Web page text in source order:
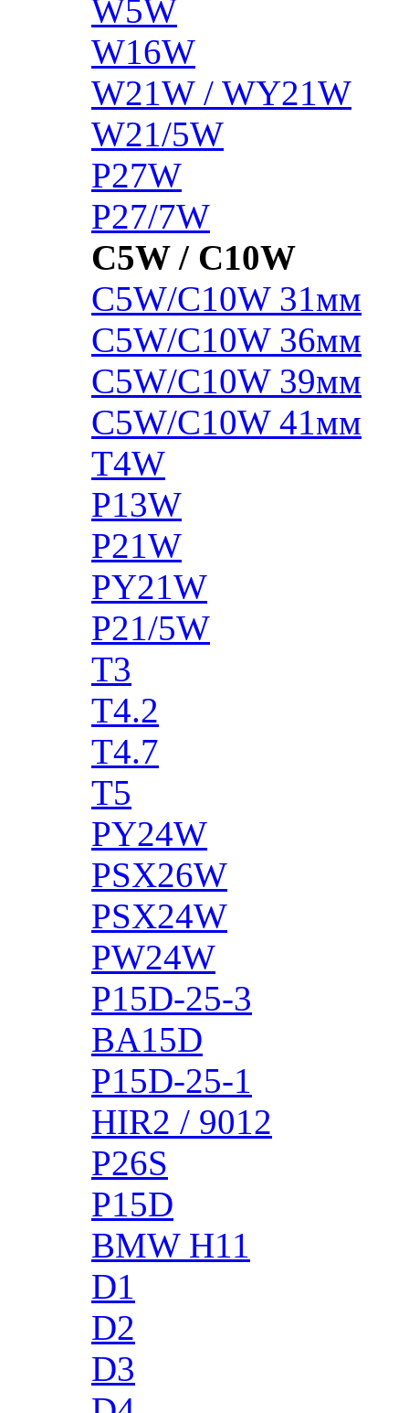
W5W
W16W
W21W / WY21W
W21/5W
P27W
P27/7W
C5W / C10W
C5W/C10W 31мм
C5W/C10W 36мм
C5W/C10W 39мм
C5W/C10W 41мм
T4W
P13W
P21W
PY21W
P21/5W
T3
T4.2
T4.7
T5
PY24W
PSX26W
PSX24W
PW24W
P15D-25-3
BA15D
P15D-25-1
HIR2 / 9012
P26S
P15D
BMW H11
D1
D2
D3